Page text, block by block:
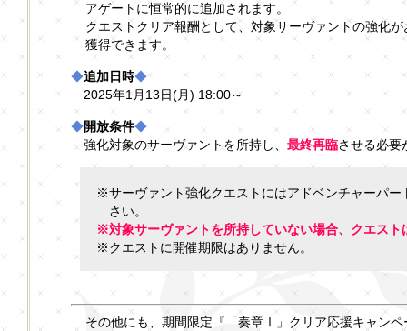
アゲートに恒常的に追加されます。
クエストクリア報酬として、対象サーヴァントの強化
獲得できます。
◆追加日時◆
2025年1月13日(月) 18:00～
◆開放条件◆
強化対象のサーヴァントを所持し、最終再臨させる必要
※サーヴァント強化クエストにはアドベンチャーパー
さい。
※対象サーヴァントを所持していない場合、クエスト
※クエストに開催期限はありません。
その他にも、期間限定『「奏章Ⅰ」クリア応援キャン